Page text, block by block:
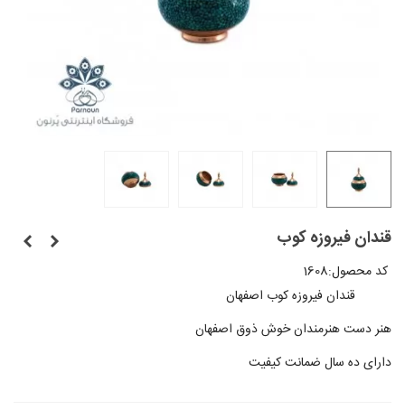
قندان فیروزه کوب
کد محصول:1608
قندان فیروزه کوب اصفهان
هنر دست هنرمندان خوش ذوق اصفهان
دارای ده سال ضمانت کیفیت